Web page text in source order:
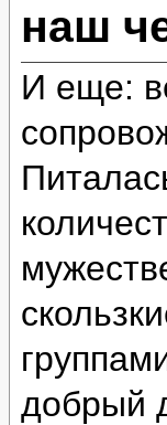
наш
И еще:
добрый